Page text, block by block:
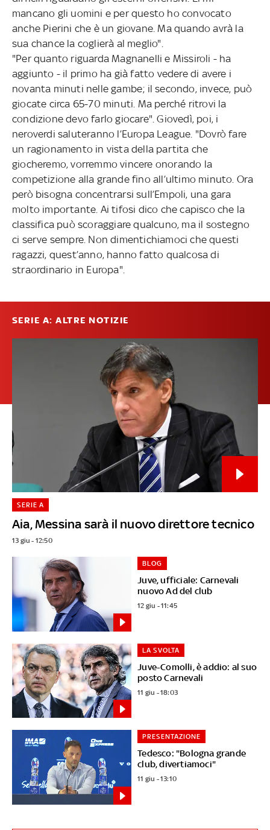
mancano gli uomini e per questo ho convocato
anche Pierini che è un giovane. Ma quando avrà la
sua chance la coglierà al meglio".
"Per quanto riguarda Magnanelli e Missiroli - ha
aggiunto - il primo ha già fatto vedere di avere i
novanta minuti nelle gambe; il secondo, invece, può
giocate circa 65-70 minuti. Ma perché ritrovi la
condizione devo farlo giocare". Giovedì, poi, i
neroverdi saluteranno l’Europa League. "Dovrò fare
un ragionamento in vista della partita che
giocheremo, vorremmo vincere onorando la
competizione alla grande fino all’ultimo minuto. Ora
però bisogna concentrarsi sull’Empoli, una gara
molto importante. Ai tifosi dico che capisco che la
classifica può scoraggiare qualcuno, ma il sostegno
ci serve sempre. Non dimentichiamoci che questi
ragazzi, quest’anno, hanno fatto qualcosa di
straordinario in Europa".
SERIE A: ALTRE NOTIZIE
Aia, Messina sarà il nuovo direttore tecnico
SERIE A
13 giu - 12:50
Juve, ufficiale: Carnevali
nuovo Ad del club
BLOG
12 giu - 11:45
Juve-Comolli, è addio: al suo
posto Carnevali
LA SVOLTA
11 giu - 18:03
Tedesco: "Bologna grande
club, divertiamoci"
PRESENTAZIONE
11 giu - 13:10